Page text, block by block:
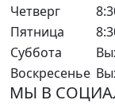
Четверг
Пятница
Суббота
Воскресенье
МЫ В